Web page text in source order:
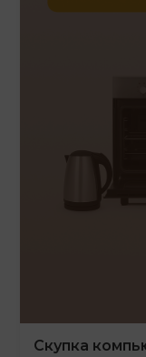
Скупка